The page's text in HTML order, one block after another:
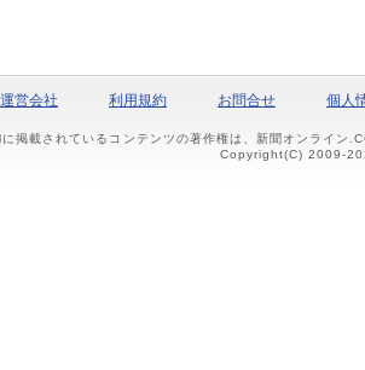
運営会社 利用規約 お問合せ 個人
掲載されているコンテンツの著作権は、新聞オンライン
Copyright(C) 2009-